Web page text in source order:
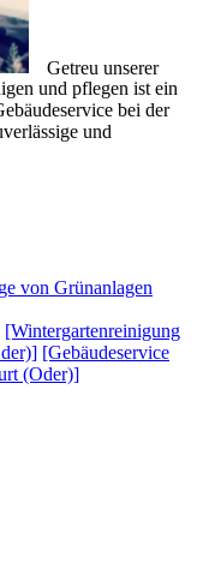
Getreu unserer
und pflegen ist ein
bei der
und
von Grünanlagen
[Wintergartenreinigung
[Gebäudeservice
(Oder)]